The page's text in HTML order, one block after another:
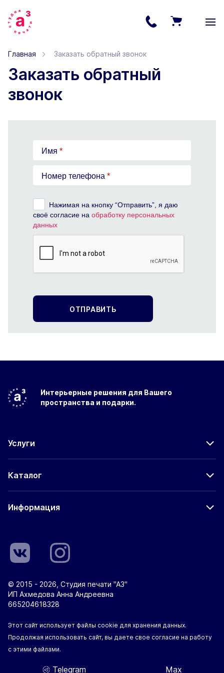
Главная Заказать обратный звонок
Заказать обратный
звонок
Имя *
Номер телефона *
Нажимая на кнопку “Отправить”, я даю
своё согласие на обработку персональных
данных
Интерьерные решения для Вашего
пространства и подарки.
Услуги
Каталог
Информация
© 2015 - 2026, Студия печати "А3"
ИП Ахмедова Анна Андреевна
665204618328
Этот сайт использует файлы cookie для хранения данных.
Продолжая использовать сайт, вы даете свое согласие на работу
с этими файлами.
Telegram Max